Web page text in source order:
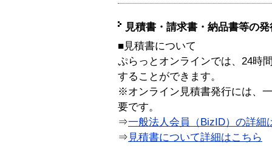
見積書・請求書・納品書等の
■見積書について
ぷらっとオンラインでは、24時
することができます。
※オンライン見積書発行には、
要です。
⇒一般法人会員（BizID）の詳細
⇒ 見積書について詳細はこちら